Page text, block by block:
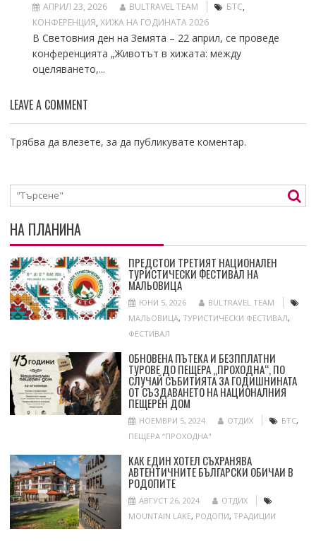
АПРИЛ 23, 2026 BULTRAVEL TEAM БТС,
КОНФЕРЕНЦИЯ, ХИЖА НА ГОДИНАТА 2026
В Световния ден на Земята – 22 април, се проведе
конференцията „Животът в хижата: между
оцеляването,...
LEAVE A COMMENT
Трябва да влезете, за да публикувате коментар.
НА ПЛАНИНА
ПРЕДСТОИ ТРЕТИЯТ НАЦИОНАЛЕН
ТУРИСТИЧЕСКИ ФЕСТИВАЛ НА
МАЛЬОВИЦА
ЮНИ 5, 2026
BULTRAVEL TEAM
МАЛЬОВИЦА, ТУРИСТИЧЕСКИ ФЕСТИВАЛ,
ФЕСТИВАЛ
ОБНОВЕНА ПЪТЕКА И БЕЗППЛАТНИ
ТУРОВЕ ДО ПЕЩЕРА „ПРОХОДНА“, ПО
СЛУЧАЙ СЪБИТИЯТА ЗА ГОДИШНИНАТА
ОТ СЪЗДАВАНЕТО НА НАЦИОНАЛНИЯ
ПЕЩЕРЕН ДОМ
НОЕМВРИ 5, 2024 ОТДИХ БТС,
ПЕЩЕРА “ПРОХОДНА"
КАК ЕДИН ХОТЕЛ СЪХРАНЯВА
АВТЕНТИЧНИТЕ БЪЛГАРСКИ ОБИЧАИ В
РОДОПИТЕ
АВГУСТ 26, 2024
ОТДИХ
MOUNTAIN LAKE, РОДОПИ, ТРАДИЦИИ